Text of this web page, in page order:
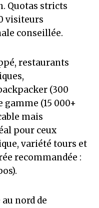
Quotas stricts
visiteurs
conseillée.
restaurants
(300
gamme (15 000+
mais
pour ceux
variété tours et
recommandée :
nord de